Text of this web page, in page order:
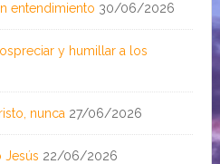
entendimiento 30/06/2026
y humillar a los
nunca 27/06/2026
Jesús 22/06/2026